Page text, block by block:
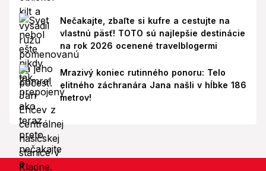
Nečakajte, zbaľte si kufre a cestujte na
vlastnú päsť! TOTO sú najlepšie destinácie
na rok 2026 ocenené travelblogermi
Mrazivý koniec rutinného ponoru: Telo
elitného záchranára Jana našli v hĺbke 186
metrov!